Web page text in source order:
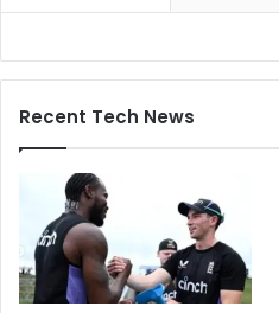
Recent Tech News